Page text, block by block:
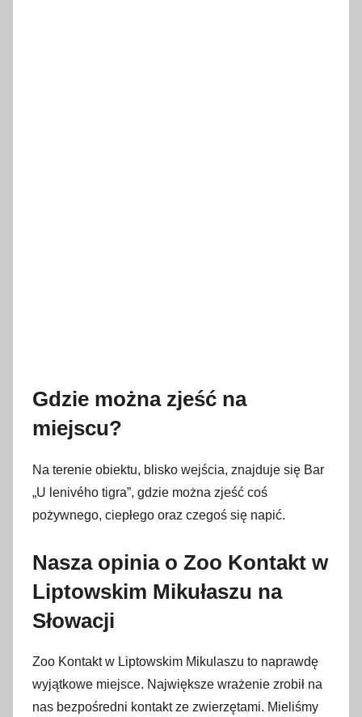
Gdzie można zjeść na
miejscu?
Na terenie obiektu, blisko wejścia, znajduje się Bar
„U lenivého tigra”, gdzie można zjeść coś
pożywnego, ciepłego oraz czegoś się napić.
Nasza opinia o Zoo Kontakt w
Liptowskim Mikułaszu na
Słowacji
Zoo Kontakt w Liptowskim Mikulaszu to naprawdę
wyjątkowe miejsce. Największe wrażenie zrobił na
nas bezpośredni kontakt ze zwierzętami. Mieliśmy